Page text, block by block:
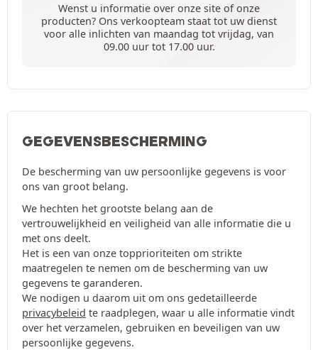
Wenst u informatie over onze site of onze
producten? Ons verkoopteam staat tot uw dienst
voor alle inlichten van maandag tot vrijdag, van
09.00 uur tot 17.00 uur.
GEGEVENSBESCHERMING
De bescherming van uw persoonlijke gegevens is voor
ons van groot belang.
We hechten het grootste belang aan de
vertrouwelijkheid en veiligheid van alle informatie die u
met ons deelt.
Het is een van onze topprioriteiten om strikte
maatregelen te nemen om de bescherming van uw
gegevens te garanderen.
We nodigen u daarom uit om ons gedetailleerde
privacybeleid te raadplegen, waar u alle informatie vindt
over het verzamelen, gebruiken en beveiligen van uw
persoonlijke gegevens.